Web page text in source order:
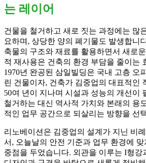
는 레이어
건물을 철거하고 새로 짓는 과정에는 많
요하며, 상당한 양의 폐기물도 발생합니
축물의 구조와 재료를 활용하면서 새로
적 재사용은 건축의 환경 부담을 줄이는
1970년 완공된 삼일빌딩은 국내 고층 오
린 건물이자, 건축가 김중업의 대표적인
50여 년이 지나며 시설과 성능의 개선이
철거하는 대신 역사적 가치와 본래의 용
적인 업무 공간으로 되살리는 방향을 선
리노베이션은 김중업의 설계가 지닌 비
서, 오늘날의 안전 기준과 업무 환경에 맞
중점을 두었습니다. 외관을 이루는 I형강